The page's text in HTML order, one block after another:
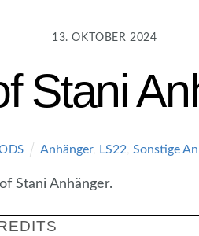
13. OKTOBER 2024
Stani
Anhänger, LS22 ,Sonstige
Stani Anhänger.